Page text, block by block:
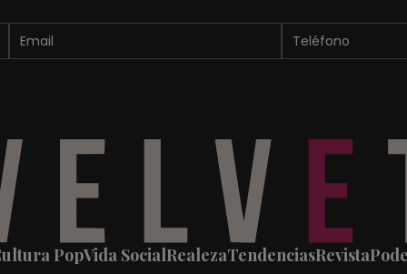
PopVida SocialRealezaTendenciasRevista